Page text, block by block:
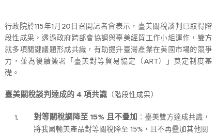
行政院於115年1月20日召開記者會表示，臺美關稅談判已取得階
段性成果，透過政府跨部會協調與臺美經貿工作小組運作，雙方
就多項關鍵議題形成共識，有助提升臺灣產業在美國市場的競爭
力，並為後續簽署「臺美對等貿易協定（ART）」奠定制度基
礎。
臺美關稅談判達成的 4 項共識 （階段性成果）
對等關稅調降至 15% 且不疊加 ：臺美雙方達成共識，
將我國輸美產品對等關稅降至 15%，且不再疊加其他關